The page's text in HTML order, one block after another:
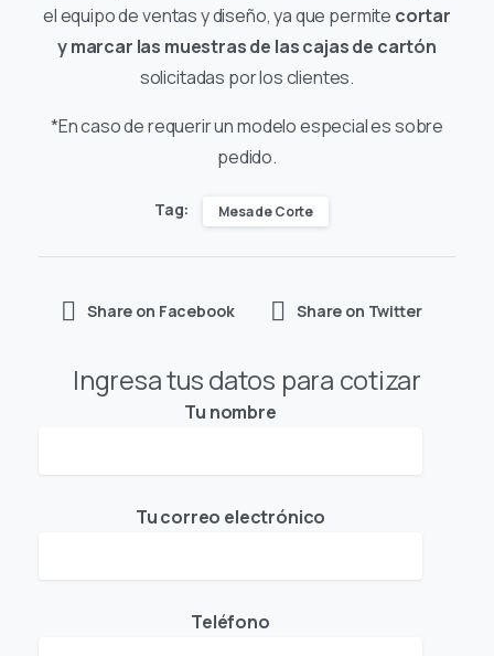
el equipo de ventas y diseño, ya que permite cortar
y marcar las muestras de las cajas de cartón
solicitadas por los clientes.
*En caso de requerir un modelo especial es sobre
pedido.
Tag: Mesa de Corte
Share on Facebook Share on Twitter
Ingresa tus datos para cotizar
Tu nombre
Tu correo electrónico
Teléfono